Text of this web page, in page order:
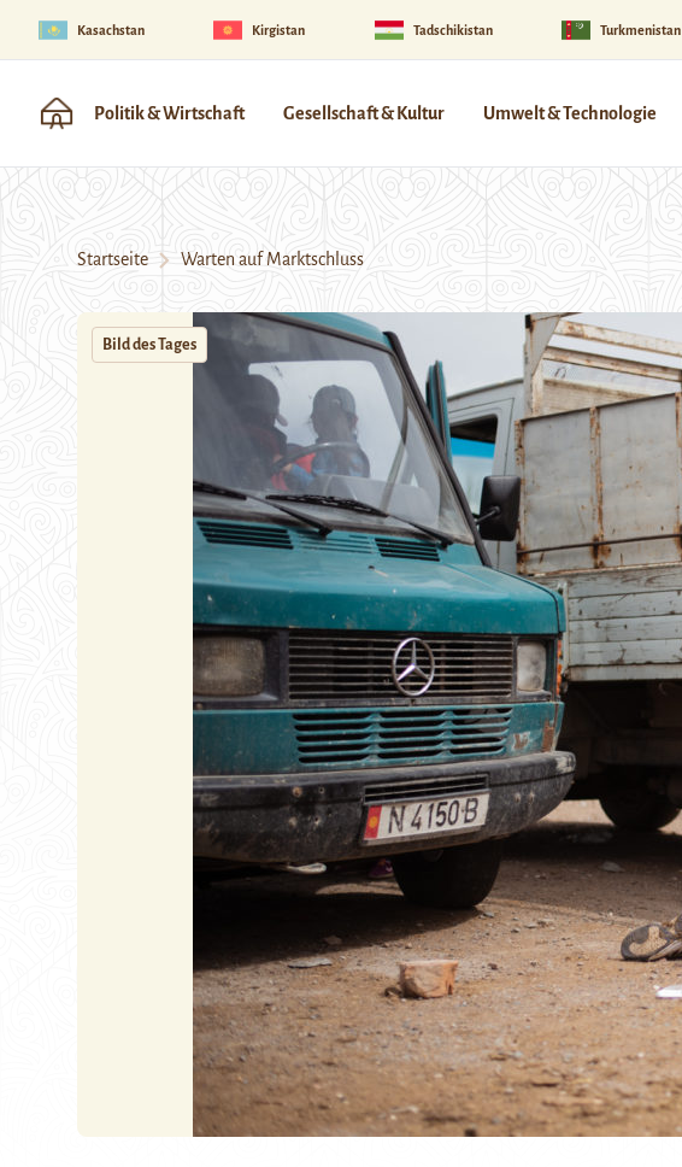
Kasachstan Kirgistan Tadschikistan Turkmenistan
Politik & Wirtschaft Gesellschaft & Kultur Umwelt & Technologie
Startseite Warten auf Marktschluss
Bild des Tages